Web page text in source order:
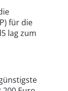
für die
lag zum